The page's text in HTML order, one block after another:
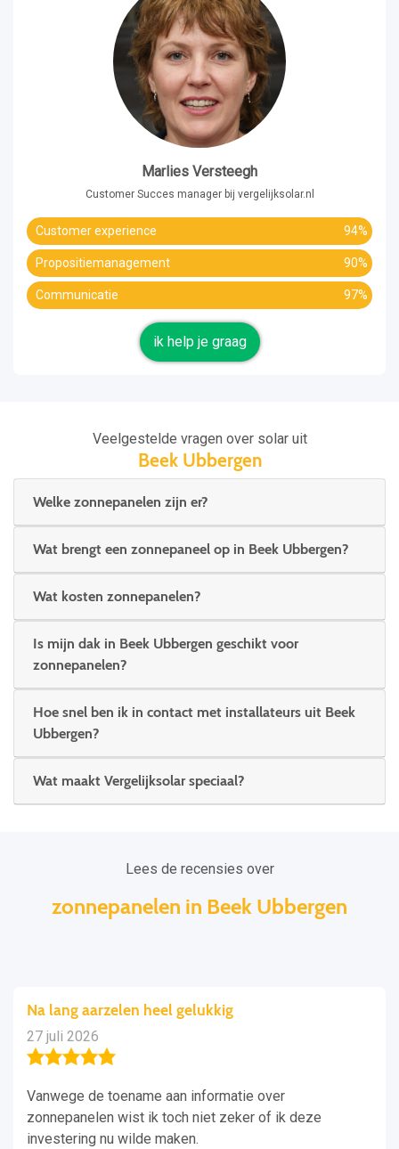
Marlies Versteegh
Customer Succes manager bij vergelijksolar.nl
Customer experience 94%
Propositiemanagement 90%
Communicatie 97%
ik help je graag
Veelgestelde vragen over solar uit
Beek Ubbergen
Welke zonnepanelen zijn er?
Wat brengt een zonnepaneel op in Beek Ubbergen?
Wat kosten zonnepanelen?
Is mijn dak in Beek Ubbergen geschikt voor
zonnepanelen?
Hoe snel ben ik in contact met installateurs uit Beek
Ubbergen?
Wat maakt Vergelijksolar speciaal?
Lees de recensies over
zonnepanelen in Beek Ubbergen
Na lang aarzelen heel gelukkig
27 juli 2026
Vanwege de toename aan informatie over
zonnepanelen wist ik toch niet zeker of ik deze
investering nu wilde maken.